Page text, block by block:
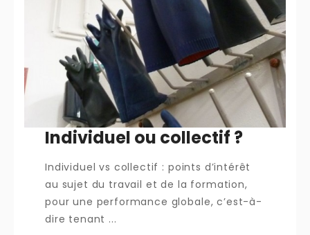
Individuel ou collectif ?
Individuel vs collectif : points d’intérêt
au sujet du travail et de la formation,
pour une performance globale, c’est-à-
dire tenant ...